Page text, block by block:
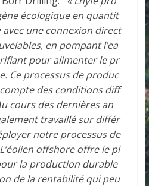
écologique en quantit
une connexion direct
en pompant l’ea
pour alimenter le pr
Ce processus de produc
des conditions diff
cours des dernières an
travaillé sur différ
notre processus de
offshore offre le pl
la production durable
de la rentabilité qui peu